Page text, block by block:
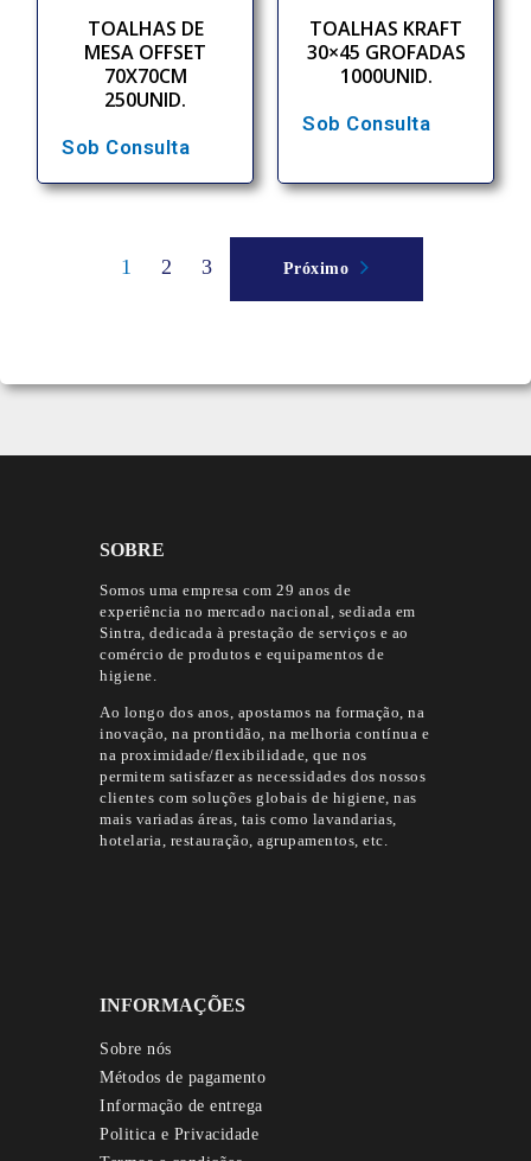
TOALHAS DE
MESA OFFSET
70X70CM
250UNID.
Sob Consulta
TOALHAS KRAFT
30×45 GROFADAS
1000UNID.
Sob Consulta
1 2 3 Próximo
SOBRE
Somos uma empresa com 29 anos de
experiência no mercado nacional, sediada em
Sintra, dedicada à prestação de serviços e ao
comércio de produtos e equipamentos de
higiene.
Ao longo dos anos, apostamos na formação, na
inovação, na prontidão, na melhoria contínua e
na proximidade/flexibilidade, que nos
permitem satisfazer as necessidades dos nossos
clientes com soluções globais de higiene, nas
mais variadas áreas, tais como lavandarias,
hotelaria, restauração, agrupamentos, etc.
INFORMAÇÕES
Sobre nós
Métodos de pagamento
Informação de entrega
Politica e Privacidade